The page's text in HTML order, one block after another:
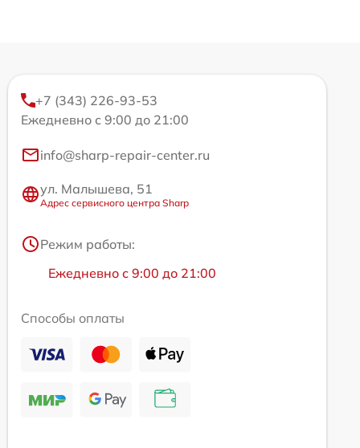
+7 (343) 226-93-53
Ежедневно с 9:00 до 21:00
info@sharp-repair-center.ru
ул. Малышева, 51
Адрес сервисного центра Sharp
Режим работы:
Ежедневно с 9:00 до 21:00
Способы оплаты